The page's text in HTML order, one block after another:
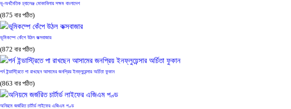
ভূ-অর্থনৈতিক চ্যালেঞ্জ মোকাবিলায় সক্ষম বাংলাদেশ
(875 বার পঠিত)
ভূমিকম্পে কেঁপে উঠল কক্সবাজার
(872 বার পঠিত)
পর্ন ইন্ডাস্ট্রিতে পা রাখছেন আসামের জনপ্রিয় ইনফ্লুয়েন্সার অর্চিতা ফুকান
(863 বার পঠিত)
অনিয়মে জর্জরিত চার্টার্ড লাইফের এজিএম পণ্ড